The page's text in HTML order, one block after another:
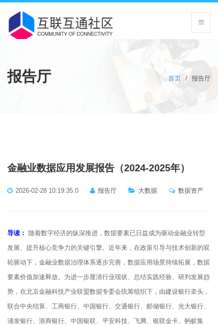
报告厅 首页 / 报告厅
金融业数据应用发展报告（2024-2025年）
2026-02-28 10:19:35.0 报告厅 大数据 数据资产
导读：
随着数字经济的纵深推进，数据要素已日益成为驱动金融业转型
发展、提升核心竞争力的关键引擎。近年来，在政策引导与技术创新的双
轮驱动下，金融业数据治理体系逐步完善，数据应用场景持续拓展，数据
要素价值加速释放。为进一步厘清行业现状、总结实践经验、研判发展趋
势，在北京金融科技产业联盟数据专委会统筹组织下，由建设银行牵头，
联合中央结算、工商银行、中国银行、交通银行、邮储银行、光大银行、
浦发银行、浙商银行、中国银联、平安科技、飞腾、银联金卡、蚂蚁集